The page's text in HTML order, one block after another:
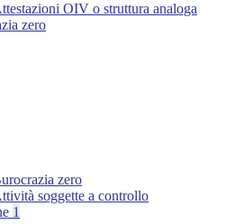
OIV o struttura analoga
zero
zero
soggette a controllo
1